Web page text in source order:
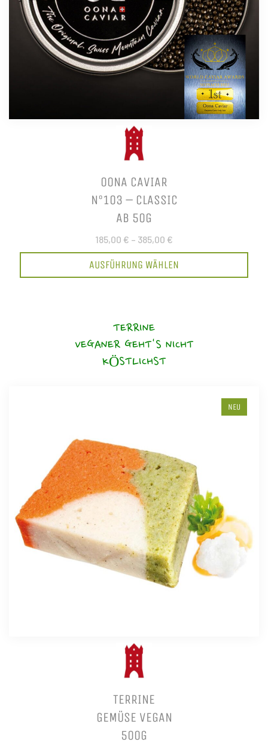
OONA CAVIAR
N°103 – CLASSIC
AB 50G
185,00 € – 385,00 €
AUSFÜHRUNG WÄHLEN
TERRINE
VEGANER GEHT'S NICHT
KÖSTLICHST
NEU
TERRINE
GEMÜSE VEGAN
500G